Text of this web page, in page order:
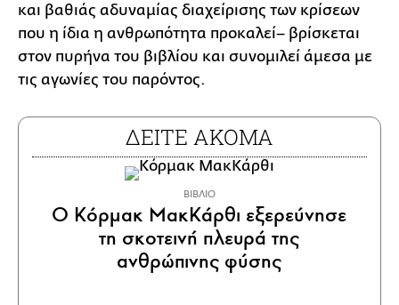
και βαθιάς αδυναμίας διαχείρισης των κρίσεων
που η ίδια η ανθρωπότητα προκαλεί– βρίσκεται
στον πυρήνα του βιβλίου και συνομιλεί άμεσα με
τις αγωνίες του παρόντος.
ΔΕΙΤΕ ΑΚΟΜΑ
ΒΙΒΛΙΟ
Ο Κόρμακ ΜακΚάρθι εξερεύνησε
τη σκοτεινή πλευρά της
ανθρώπινης φύσης